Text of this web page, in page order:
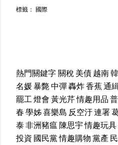
標籤： 國際
熱門關鍵字關稅美債越南
名媛暴斃中彈轟炸香蕉通
罷工燈會黃光芹情趣用品
春學姊喜樂島 反空汙連署
泰非洲豬瘟陳思宇情趣玩具
投資 國民黨情趣購物黨產